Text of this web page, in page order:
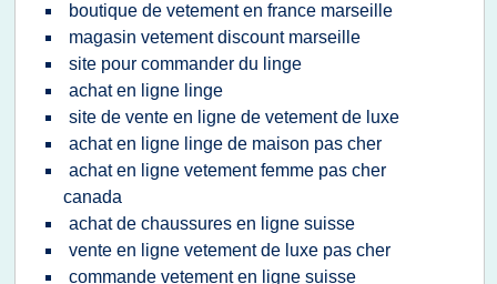
boutique de vetement en france marseille
magasin vetement discount marseille
site pour commander du linge
achat en ligne linge
site de vente en ligne de vetement de luxe
achat en ligne linge de maison pas cher
achat en ligne vetement femme pas cher
canada
achat de chaussures en ligne suisse
vente en ligne vetement de luxe pas cher
commande vetement en ligne suisse